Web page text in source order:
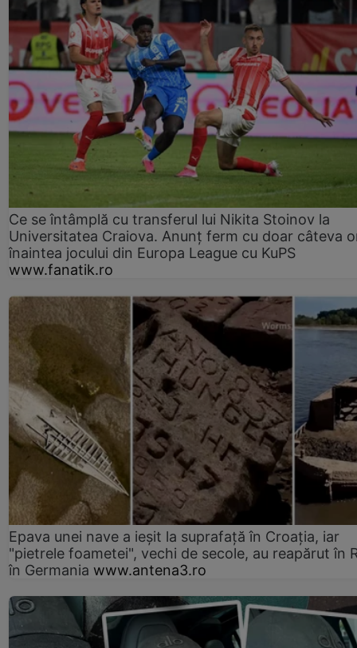
Ce se întâmplă cu transferul lui Nikita Stoinov la
Universitatea Craiova. Anunț ferm cu doar câteva
înaintea jocului din Europa League cu KuPS
www.fanatik.ro
Epava unei nave a ieșit la suprafață în Croația, iar
"pietrele foametei", vechi de secole, au reapărut în
în Germania www.antena3.ro